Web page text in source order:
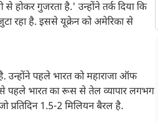
होकर गुजरता है.' उन्होंने तर्क दिया कि
रहा है. इससे यूक्रेन को अमेरिका से
है. उन्होंने पहले भारत को महाराजा ऑफ
पहले भारत का रूस से तेल व्यापार लगभग
1.5-2 मिलियन बैरल है.